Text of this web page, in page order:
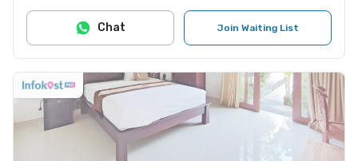
Join Waiting List
Chat